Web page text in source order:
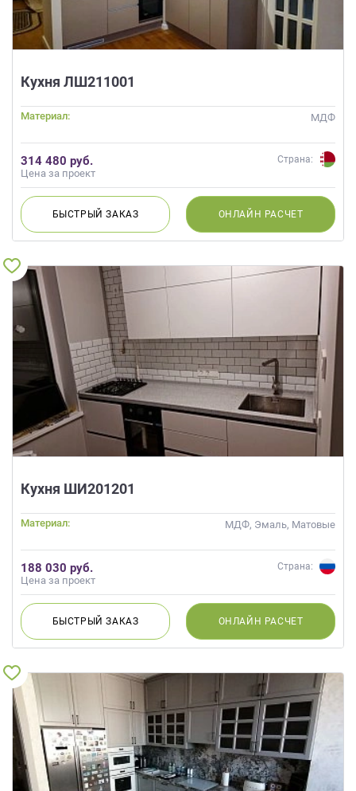
Кухня ЛШ211001
Материал: МДФ
314 480 руб.
Цена за проект
Страна:
БЫСТРЫЙЗАКАЗ ОНЛАЙН РАСЧЕТ
Кухня ШИ201201
Материал: МДФ, Эмаль, Матовые
188 030 руб.
Цена за проект
Страна:
БЫСТРЫЙЗАКАЗ ОНЛАЙН РАСЧЕТ